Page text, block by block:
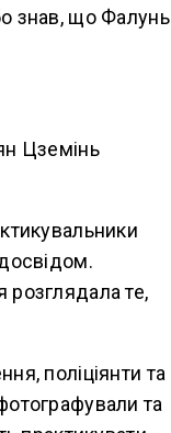
знав, що Фалунь
Цземінь
розглядала те,
поліціянти та
та